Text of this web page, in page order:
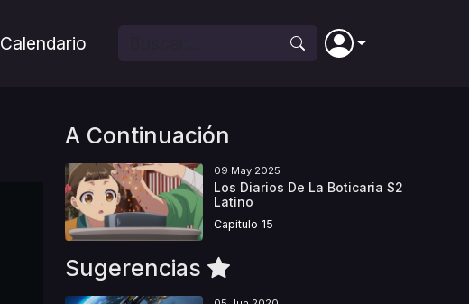
Calendario
A Continuación
09 May 2025
Los Diarios De La Boticaria S2
Latino
Capitulo 15
Sugerencias